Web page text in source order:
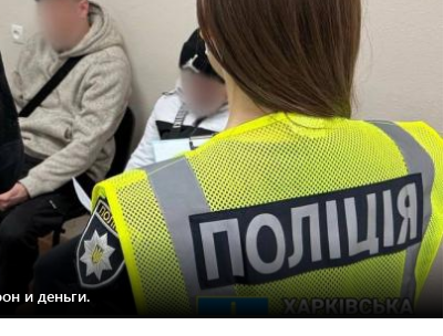
и деньги.